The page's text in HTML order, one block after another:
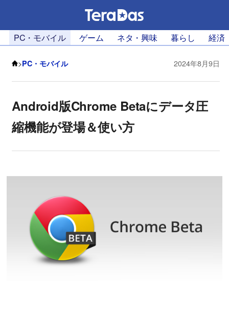
PC・モバイル ゲーム ネタ・興味 暮らし 経済
>PC・モバイル 2024年8月9日
Android版Chrome Betaにデータ圧
縮機能が登場＆使い方